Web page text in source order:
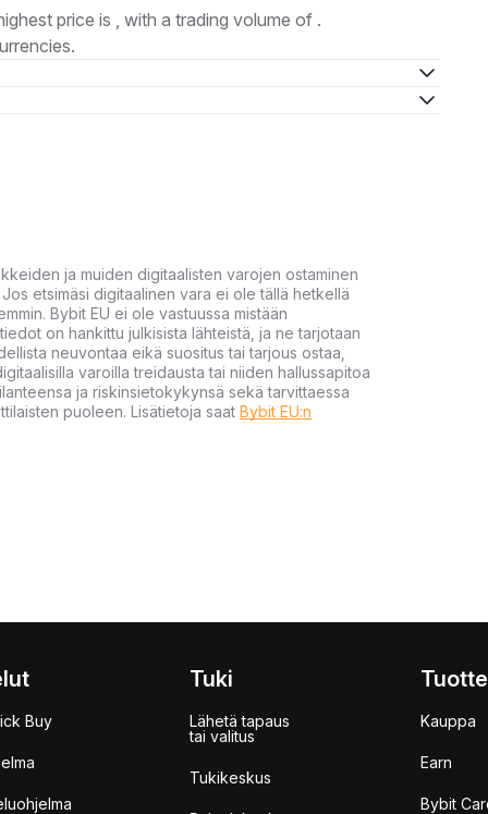
price is , with a trading volume of .
ja muiden digitaalisten varojen ostaminen
etsimäsi digitaalinen vara ei ole tällä hetkellä
Bybit EU ei ole vastuussa mistään
on hankittu julkisista lähteistä, ja ne tarjotaan
neuvontaa eikä suositus tai tarjous ostaa,
varoilla treidausta tai niiden hallussapitoa
ja riskinsietokykynsä sekä tarvittaessa
puoleen. Lisätietoja saat Bybit EU:n
Buy
Tuki
Lähetä tapaus
tai valitus
Tukikeskus
Kauppa
Earn
Bybit